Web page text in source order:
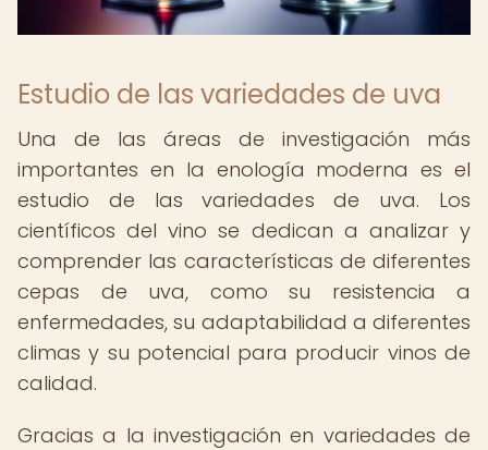
Estudio de las variedades de uva
Una de las áreas de investigación más
importantes en la enología moderna es el
estudio de las variedades de uva. Los
científicos del vino se dedican a analizar y
comprender las características de diferentes
cepas de uva, como su resistencia a
enfermedades, su adaptabilidad a diferentes
climas y su potencial para producir vinos de
calidad.
Gracias a la investigación en variedades de